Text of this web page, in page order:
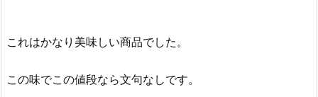
これはかなり美味しい商品でした。
この味でこの値段なら文句なしです。